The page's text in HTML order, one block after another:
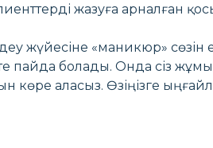
жазуға арналған
жүйесіне «маникюр» сөзін
болады. Онда сіз
көре аласыз. Өзіңізге